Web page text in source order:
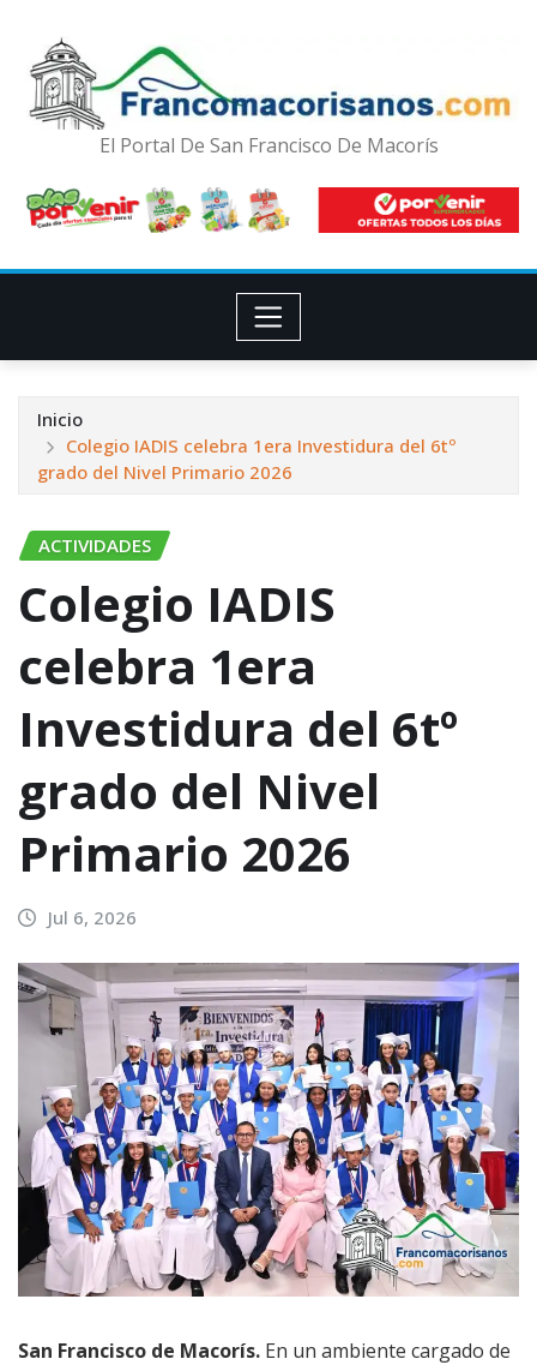
El Portal De San Francisco De Macorís
Inicio
Colegio IADIS celebra 1era Investidura del 6tº
grado del Nivel Primario 2026
ACTIVIDADES
Colegio IADIS
celebra 1era
Investidura del 6tº
grado del Nivel
Primario 2026
Jul 6, 2026
San Francisco de Macorís. En un ambiente cargado de